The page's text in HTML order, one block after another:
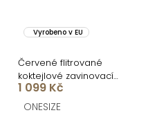
Vyrobeno v EU
Červené flitrované
koktejlové zavinovací
šaty ARDELE
1 099 Kč
ONESIZE